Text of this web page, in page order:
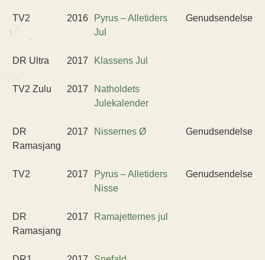
TV2 2016
Pyrus – Alletiders
Jul
Genudsendelse
DR Ultra 2017 Klassens Jul
TV2 Zulu 2017
Natholdets
Julekalender
DR
Ramasjang
2017 Nissernes Ø Genudsendelse
TV2 2017
Pyrus – Alletiders
Nisse
Genudsendelse
DR
Ramasjang
2017 Ramajetternes jul